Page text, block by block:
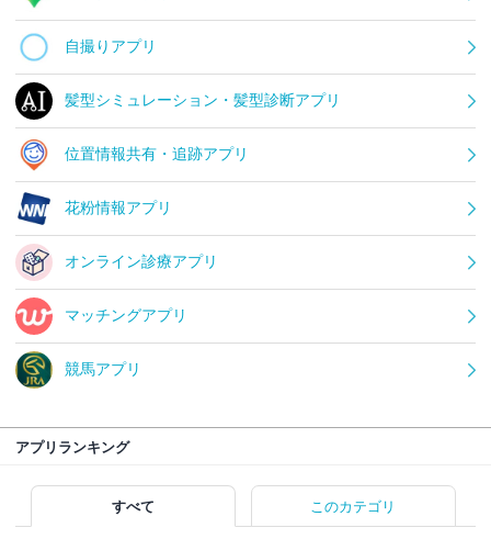
自撮りアプリ
髪型シミュレーション・髪型診断アプリ
位置情報共有・追跡アプリ
花粉情報アプリ
オンライン診療アプリ
マッチングアプリ
競馬アプリ
アプリランキング
すべて このカテゴリ